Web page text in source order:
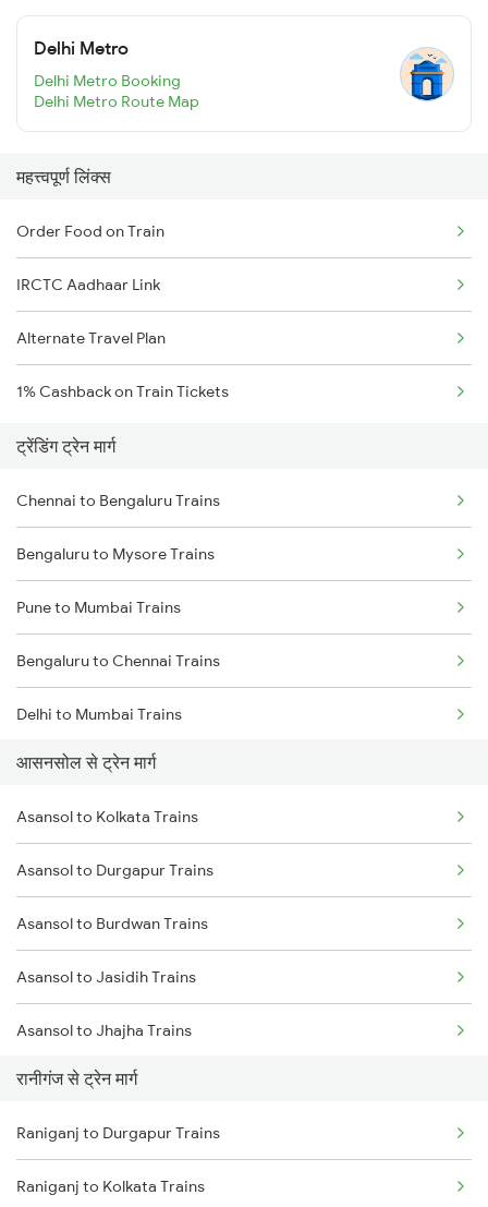
Delhi Metro
Delhi Metro Booking
Delhi Metro Route Map
महत्त्वपूर्ण लिंक्स
Order Food on Train
IRCTC Aadhaar Link
Alternate Travel Plan
1% Cashback on Train Tickets
ट्रेंडिंग ट्रेन मार्ग
Chennai to Bengaluru Trains
Bengaluru to Mysore Trains
Pune to Mumbai Trains
Bengaluru to Chennai Trains
Delhi to Mumbai Trains
Mumbai to Pune Trains
Delhi to Jammu Trains
Mumbai to Delhi Trains
Mumbai to Goa Trains
Chennai to Coimbatore Trains
आसनसोल से ट्रेन मार्ग
Asansol to Kolkata Trains
Asansol to Durgapur Trains
Asansol to Burdwan Trains
Asansol to Jasidih Trains
Asansol to Jhajha Trains
Asansol to Chittaranjan Trains
Asansol to Kiul Trains
Asansol to Mughal Sarai Trains
रानीगंज से ट्रेन मार्ग
Raniganj to Durgapur Trains
Raniganj to Kolkata Trains